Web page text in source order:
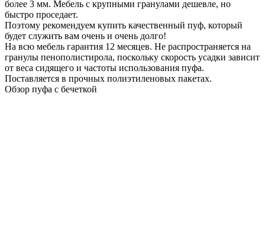
более 3 мм. Мебель с крупными гранулами дешевле, но
быстро проседает.
Поэтому рекомендуем купить качественный пуф, который
будет служить вам очень и очень долго!
На всю мебель гарантия 12 месяцев. Не распространяется на
гранулы пенополистирола, поскольку скорость усадки зависит
от веса сидящего и частоты использования пуфа.
Поставляется в прочных полиэтиленовых пакетах.
Обзор пуфа с бечеткой